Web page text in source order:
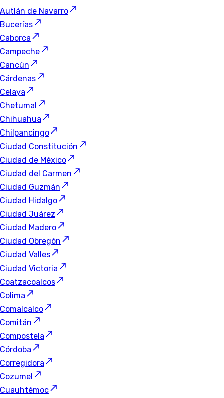
Autlán de Navarro
Bucerías
Caborca
Campeche
Cancún
Cárdenas
Celaya
Chetumal
Chihuahua
Chilpancingo
Ciudad Constitución
Ciudad de México
Ciudad del Carmen
Ciudad Guzmán
Ciudad Hidalgo
Ciudad Juárez
Ciudad Madero
Ciudad Obregón
Ciudad Valles
Ciudad Victoria
Coatzacoalcos
Colima
Comalcalco
Comitán
Compostela
Córdoba
Corregidora
Cozumel
Cuauhtémoc